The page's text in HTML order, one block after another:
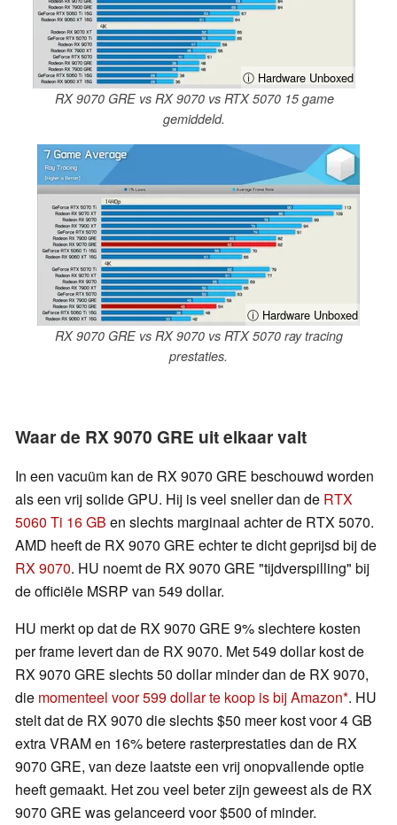
ⓘ Hardware Unboxed
RX 9070 GRE vs RX 9070 vs RTX 5070 15 game
gemiddeld.
ⓘ Hardware Unboxed
RX 9070 GRE vs RX 9070 vs RTX 5070 ray tracing
prestaties.
Waar de RX 9070 GRE uit elkaar valt
In een vacuüm kan de RX 9070 GRE beschouwd worden
als een vrij solide GPU. Hij is veel sneller dan de RTX
5060 Ti 16 GB en slechts marginaal achter de RTX 5070.
AMD heeft de RX 9070 GRE echter te dicht geprijsd bij de
RX 9070. HU noemt de RX 9070 GRE "tijdverspilling" bij
de officiële MSRP van 549 dollar.
HU merkt op dat de RX 9070 GRE 9% slechtere kosten
per frame levert dan de RX 9070. Met 549 dollar kost de
RX 9070 GRE slechts 50 dollar minder dan de RX 9070,
die momenteel voor 599 dollar te koop is bij Amazon . HU
stelt dat de RX 9070 die slechts $50 meer kost voor 4 GB
extra VRAM en 16% betere rasterprestaties dan de RX
9070 GRE, van deze laatste een vrij onopvallende optie
heeft gemaakt. Het zou veel beter zijn geweest als de RX
9070 GRE was gelanceerd voor $500 of minder.